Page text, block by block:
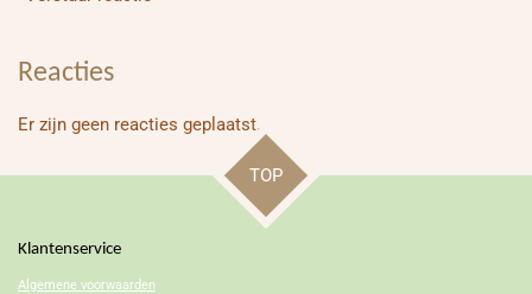
Reacties
Er zijn geen reacties geplaatst.
TOP
Klantenservice
Algemene voorwaarden